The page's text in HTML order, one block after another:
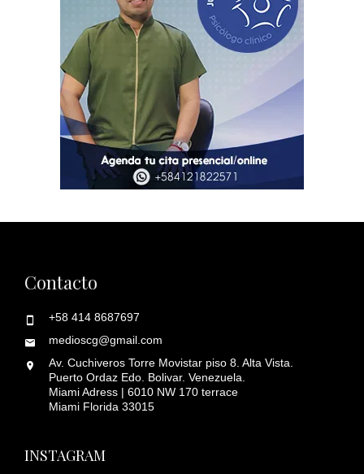
Contacto
+58 414 8687697
medioscg@gmail.com
Av. Cuchiveros Torre Movistar piso 8. Alta Vista.
Puerto Ordaz Edo. Bolivar. Venezuela.
Miami Adress | 6010 NW 170 terrace
Miami Florida 33015
INSTAGRAM